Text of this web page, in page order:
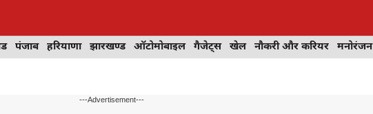
पंजाब हरियाणा झारखण्ड ऑटोमोबाइल गैजेट्स खेल नौकरी और करियर मनोरंजन
---Advertisement---